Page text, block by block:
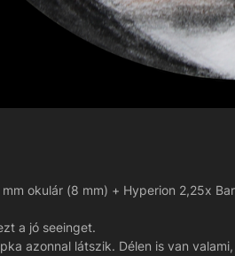
okulár (8 mm) + Hyperion 2,25x
a jó seeinget.
azonnal látszik. Délen is van